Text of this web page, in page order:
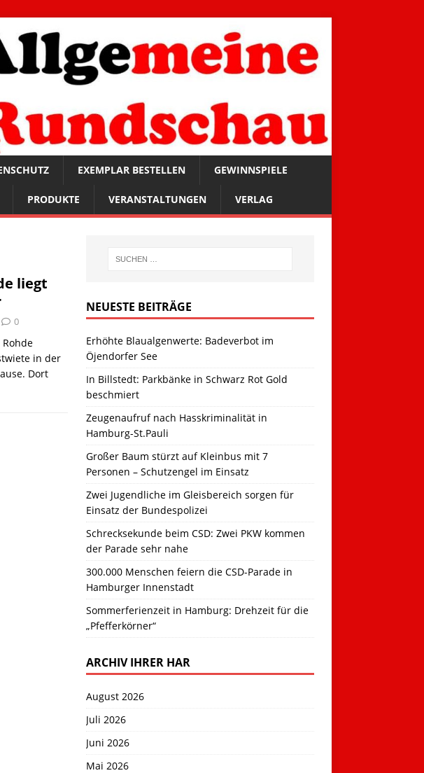
EXEMPLAR BESTELLEN GEWINNSPIELE
PRODUKTE VERANSTALTUNGEN VERLAG
liegt
0
in der
Dort
NEUESTE BEITRÄGE
Erhöhte Blaualgenwerte: Badeverbot im
Öjendorfer See
In Billstedt: Parkbänke in Schwarz Rot Gold
beschmiert
Zeugenaufruf nach Hasskriminalität in
Hamburg-St.Pauli
Großer Baum stürzt auf Kleinbus mit 7
Personen – Schutzengel im Einsatz
Zwei Jugendliche im Gleisbereich sorgen für
Einsatz der Bundespolizei
Schrecksekunde beim CSD: Zwei PKW kommen
der Parade sehr nahe
300.000 Menschen feiern die CSD-Parade in
Hamburger Innenstadt
Sommerferienzeit in Hamburg: Drehzeit für die
„Pfefferkörner“
ARCHIV IHRER HAR
August 2026
Juli 2026
Juni 2026
Mai 2026